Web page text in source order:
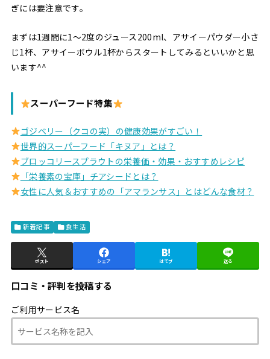
ぎには要注意です。
まずは1週間に1〜2度のジュース200ml、アサイーパウダー小さ
じ1杯、アサイーボウル1杯からスタートしてみるといいかと思
います^^
スーパーフード特集
ゴジベリー（クコの実）の健康効果がすごい！
世界的スーパーフード「キヌア」とは？
ブロッコリースプラウトの栄養価・効果・おすすめレシピ
「栄養素の宝庫」チアシードとは？
女性に人気＆おすすめの「アマランサス」とはどんな食材？
新着記事 食生活
ポスト シェア はてブ 送る
口コミ・評判を投稿する
ご利用サービス名